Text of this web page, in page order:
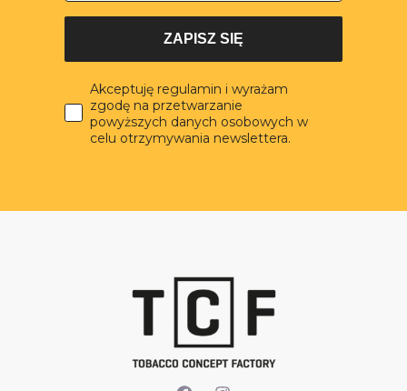
ZAPISZ SIĘ
Akceptuję regulamin i wyrażam
zgodę na przetwarzanie
powyższych danych osobowych w
celu otrzymywania newslettera.